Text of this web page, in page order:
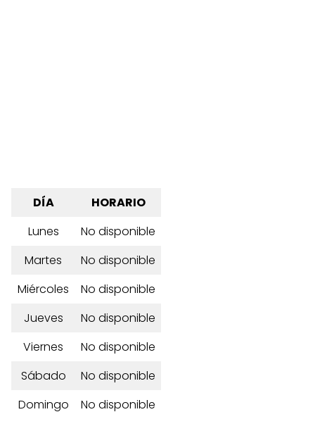
DÍA
HORARIO
Lunes
No disponible
Martes
No disponible
Miércoles
No disponible
Jueves
No disponible
Viernes
No disponible
Sábado
No disponible
Domingo
No disponible